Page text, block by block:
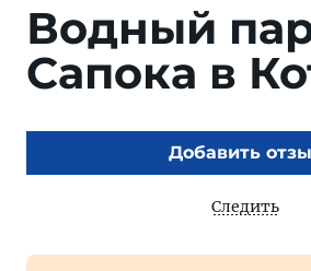
Водный
Сапока в
Добавить
Следить